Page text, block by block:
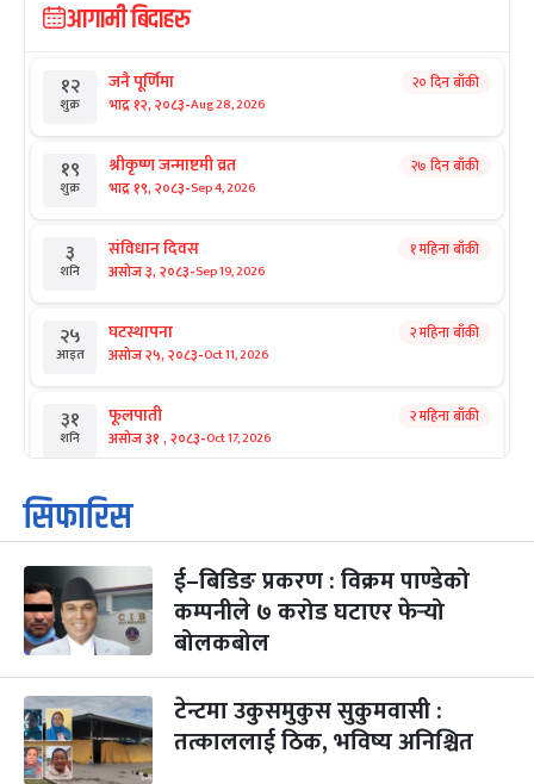
आगामी बिदाहरु
१२
शुक्र
जनै पूर्णिमा
भाद्र १२, २०८३-Aug 28, 2026
२० दिन बाँकी
१९
शुक्र
श्रीकृष्ण जन्माष्टमी व्रत
भाद्र १९, २०८३-Sep 4, 2026
२७ दिन बाँकी
३
शनि
संविधान दिवस
असोज ३, २०८३-Sep 19, 2026
१ महिना बाँकी
२५
आइत
घटस्थापना
असोज २५, २०८३-Oct 11, 2026
२ महिना बाँकी
३१
शनि
फूलपाती
असोज ३१ , २०८३-Oct 17, 2026
२ महिना बाँकी
१
आइत
कार्तिक सङ्क्रान्ति
कार्तिक १, २०८३
३
मंगल
महानवमी
कार्तिक ३, २०८३-Oct 20, 2026
२ महिना बाँकी
४
५
बिहि
पापा‌ङ्कुशा एकादशी व्रत
कार्तिक ५, २०८३
२ महिना बाँकी
सिफारिस
ई–बिडिङ प्रकरण : विक्रम पाण्डेको
कम्पनीले ७ करोड घटाएर फेर्‍यो
बोलकबोल
टेन्टमा उकुसमुकुस सुकुमवासी :
तत्काललाई ठिक, भविष्य अनिश्चित